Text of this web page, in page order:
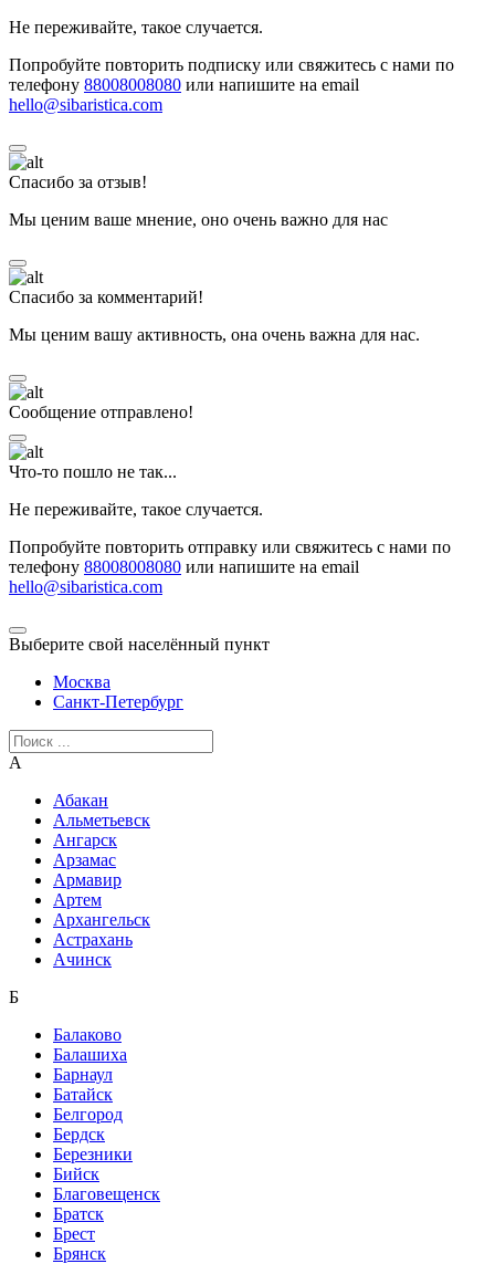
Не переживайте, такое случается.
Попробуйте повторить подписку или свяжитесь с нами по
телефону 88008008080 или напишите на email
hello@sibaristica.com
Спасибо за отзыв!
Мы ценим ваше мнение, оно очень важно для нас
Спасибо за комментарий!
Мы ценим вашу активность, она очень важна для нас.
Сообщение отправлено!
Что-то пошло не так...
Не переживайте, такое случается.
Попробуйте повторить отправку или свяжитесь с нами по
телефону 88008008080 или напишите на email
hello@sibaristica.com
Выберите свой населённый пункт
Москва
Санкт-Петербург
А
Абакан
Альметьевск
Ангарск
Арзамас
Армавир
Артем
Архангельск
Астрахань
Ачинск
Б
Балаково
Балашиха
Барнаул
Батайск
Белгород
Бердск
Березники
Бийск
Благовещенск
Братск
Брест
Брянск